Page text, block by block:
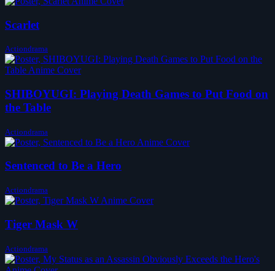
Scarlet
Actiondrama
SHIBOYUGI: Playing Death Games to Put Food on
the Table
Actiondrama
Sentenced to Be a Hero
Actiondrama
Tiger Mask W
Actiondrama